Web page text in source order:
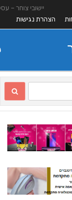
יישובי צוחר –
הצהרת נגישות